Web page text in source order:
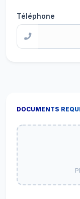
Téléphone
DOCUMENTS